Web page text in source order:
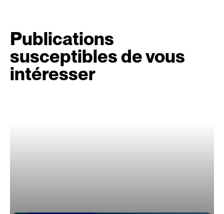
Publications
susceptibles de vous
intéresser